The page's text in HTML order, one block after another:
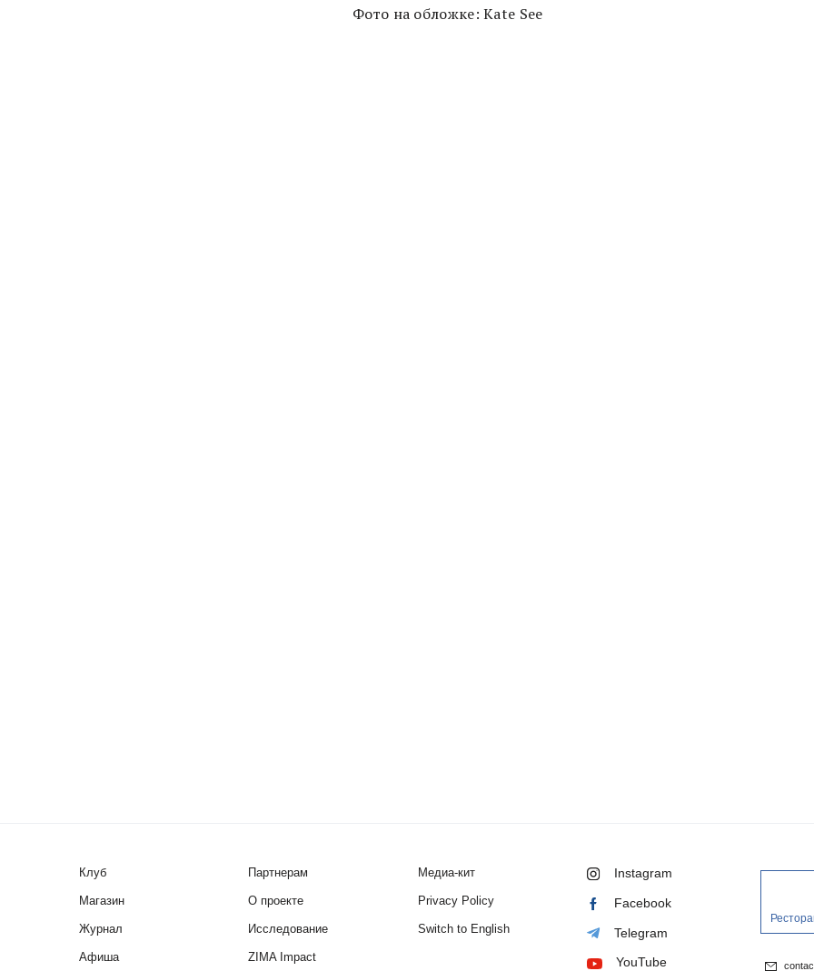
Фото на обложке: Kate See
Клуб
Магазин
Журнал
Афиша
Партнерам
О проекте
Исследование
ZIMA Impact
Медиа-кит
Privacy Policy
Switch to English
Instagram
Facebook
Telegram
YouTube